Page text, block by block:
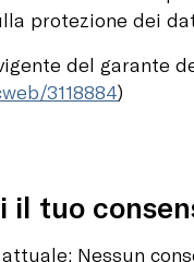
protezione dei
del garante
3118884)
il tuo
Nessun